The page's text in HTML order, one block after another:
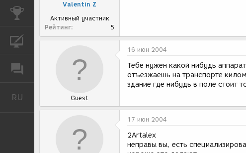
КУРСЫ
RU
Valentin Z
Активный участник
Рейтинг
5
Guest
16 июн 2004
Тебе нужен какой нибудь
отъезжаешь на транспорте
здание где нибудь в поле стоит
17 июн 2004
2Artalex
неправы вы, есть